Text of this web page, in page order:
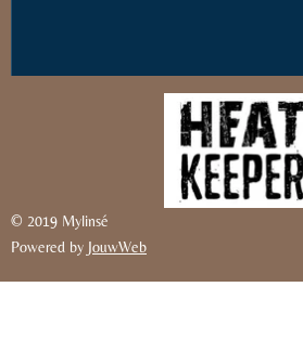
© 2019 Mylinsé
Powered by JouwWeb